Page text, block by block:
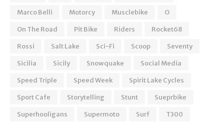
Marco Belli
Motorcy Musclebike
O
On The Road
Pit Bike Riders
Rocket68
Rossi
Salt Lake Sci-Fi Scoop
Seventy
Sicilia
Sicily Snowquake
Social Media
Speed Triple
Speed Week
Spirit Lake Cycles
Sport Cafe
Storytelling Stunt
Sueprbike
Superhooligans
Supermoto Surf
T300